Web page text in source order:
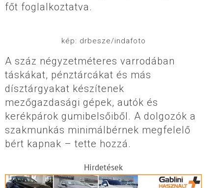
főt foglalkoztatva.
kép: drbesze/indafoto
A száz négyzetméteres varrodában
táskákat, pénztárcákat és más
dísztárgyakat készítenek
mezőgazdasági gépek, autók és
kerékpárok gumibelsőiből. A dolgozók a
szakmunkás minimálbérnek megfelelő
bért kapnak – tette hozzá.
Hirdetések